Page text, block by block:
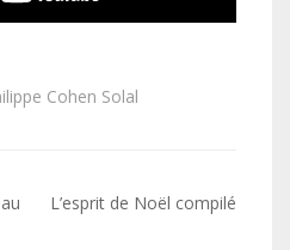
Cohen Solal
L’esprit de Noël compilé